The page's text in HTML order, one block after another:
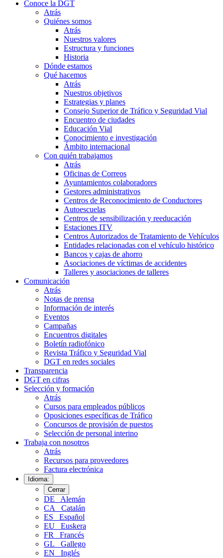
Conoce la DGT
Atrás
Quiénes somos
Atrás
Nuestros valores
Estructura y funciones
Historia
Dónde estamos
Qué hacemos
Atrás
Nuestros objetivos
Estrategias y planes
Consejo Superior de Tráfico y Seguridad Vial
Encuentro de ciudades
Educación Vial
Conocimiento e investigación
Ámbito internacional
Con quién trabajamos
Atrás
Oficinas de Correos
Ayuntamientos colaboradores
Gestores administrativos
Centros de Reconocimiento de Conductores
Autoescuelas
Centros de sensibilización y reeducación
Estaciones ITV
Centros Autorizados de Tratamiento de Vehículos
Entidades relacionadas con el vehículo histórico
Bancos y cajas de ahorro
Asociaciones de víctimas de accidentes
Talleres y asociaciones de talleres
Comunicación
Atrás
Notas de prensa
Información de interés
Eventos
Campañas
Encuentros digitales
Boletín radiofónico
Revista Tráfico y Seguridad Vial
DGT en redes sociales
Transparencia
DGT en cifras
Selección y formación
Atrás
Cursos para empleados públicos
Oposiciones específicas de Tráfico
Concursos de provisión de puestos
Selección de personal interino
Trabaja con nosotros
Atrás
Recursos para proveedores
Factura electrónica
Idioma:
Cerrar
DE
Alemán
CA
Catalán
ES
Español
EU
Euskera
FR
Francés
GL
Gallego
EN
Inglés